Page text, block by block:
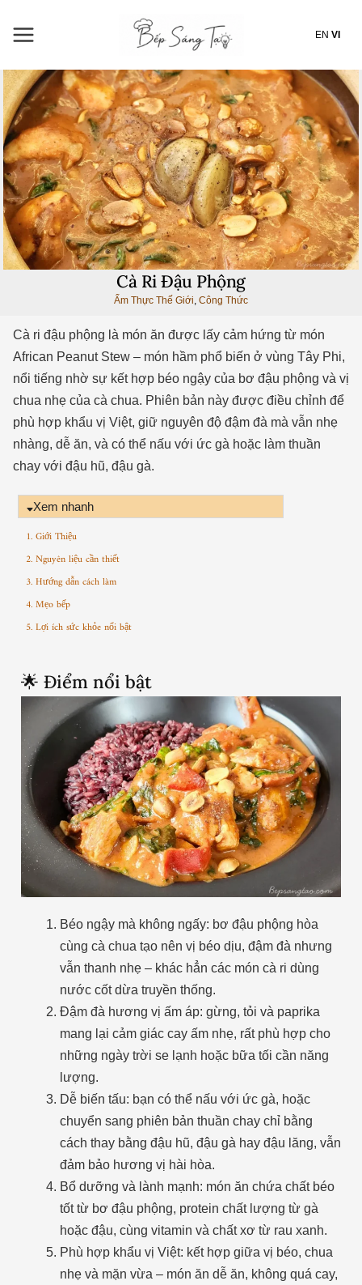
EN VI
Cà Ri Đậu Phộng
Ẩm Thực Thế Giới, Công Thức
Cà ri đậu phộng là món ăn được lấy cảm hứng từ món
African Peanut Stew – món hầm phổ biến ở vùng Tây Phi,
nổi tiếng nhờ sự kết hợp béo ngậy của bơ đậu phộng và vị
chua nhẹ của cà chua. Phiên bản này được điều chỉnh để
phù hợp khẩu vị Việt, giữ nguyên độ đậm đà mà vẫn nhẹ
nhàng, dễ ăn, và có thể nấu với ức gà hoặc làm thuần
chay với đậu hũ, đậu gà.
Xem nhanh
1. Giới Thiệu
2. Nguyên liệu cần thiết
3. Hướng dẫn cách làm
4. Mẹo bếp
5. Lợi ích sức khỏe nổi bật
🌟 Điểm nổi bật
Béo ngậy mà không ngấy: bơ đậu phộng hòa
cùng cà chua tạo nên vị béo dịu, đậm đà nhưng
vẫn thanh nhẹ – khác hẳn các món cà ri dùng
nước cốt dừa truyền thống.
Đậm đà hương vị ấm áp: gừng, tỏi và paprika
mang lại cảm giác cay ấm nhẹ, rất phù hợp cho
những ngày trời se lạnh hoặc bữa tối cần năng
lượng.
Dễ biến tấu: bạn có thể nấu với ức gà, hoặc
chuyển sang phiên bản thuần chay chỉ bằng
cách thay bằng đậu hũ, đậu gà hay đậu lăng, vẫn
đảm bảo hương vị hài hòa.
Bổ dưỡng và lành mạnh: món ăn chứa chất béo
tốt từ bơ đậu phộng, protein chất lượng từ gà
hoặc đậu, cùng vitamin và chất xơ từ rau xanh.
Phù hợp khẩu vị Việt: kết hợp giữa vị béo, chua
nhẹ và mặn vừa – món ăn dễ ăn, không quá cay,